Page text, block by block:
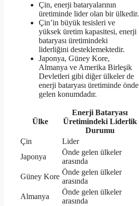
Çin, enerji bataryalarının
üretiminde lider olan bir ülkedir.
Çin’in büyük tesisleri ve
yüksek üretim kapasitesi, enerji
bataryası üretimindeki
liderliğini desteklemektedir.
Japonya, Güney Kore,
Almanya ve Amerika Birleşik
Devletleri gibi diğer ülkeler de
enerji bataryası üretiminde önde
gelen konumdadır.
Ülke
Enerji Bataryası
Üretimindeki Liderlik
Durumu
Çin
Lider
Japonya
Önde gelen ülkeler
arasında
Güney Kore
Önde gelen ülkeler
arasında
Almanya
Önde gelen ülkeler
arasında